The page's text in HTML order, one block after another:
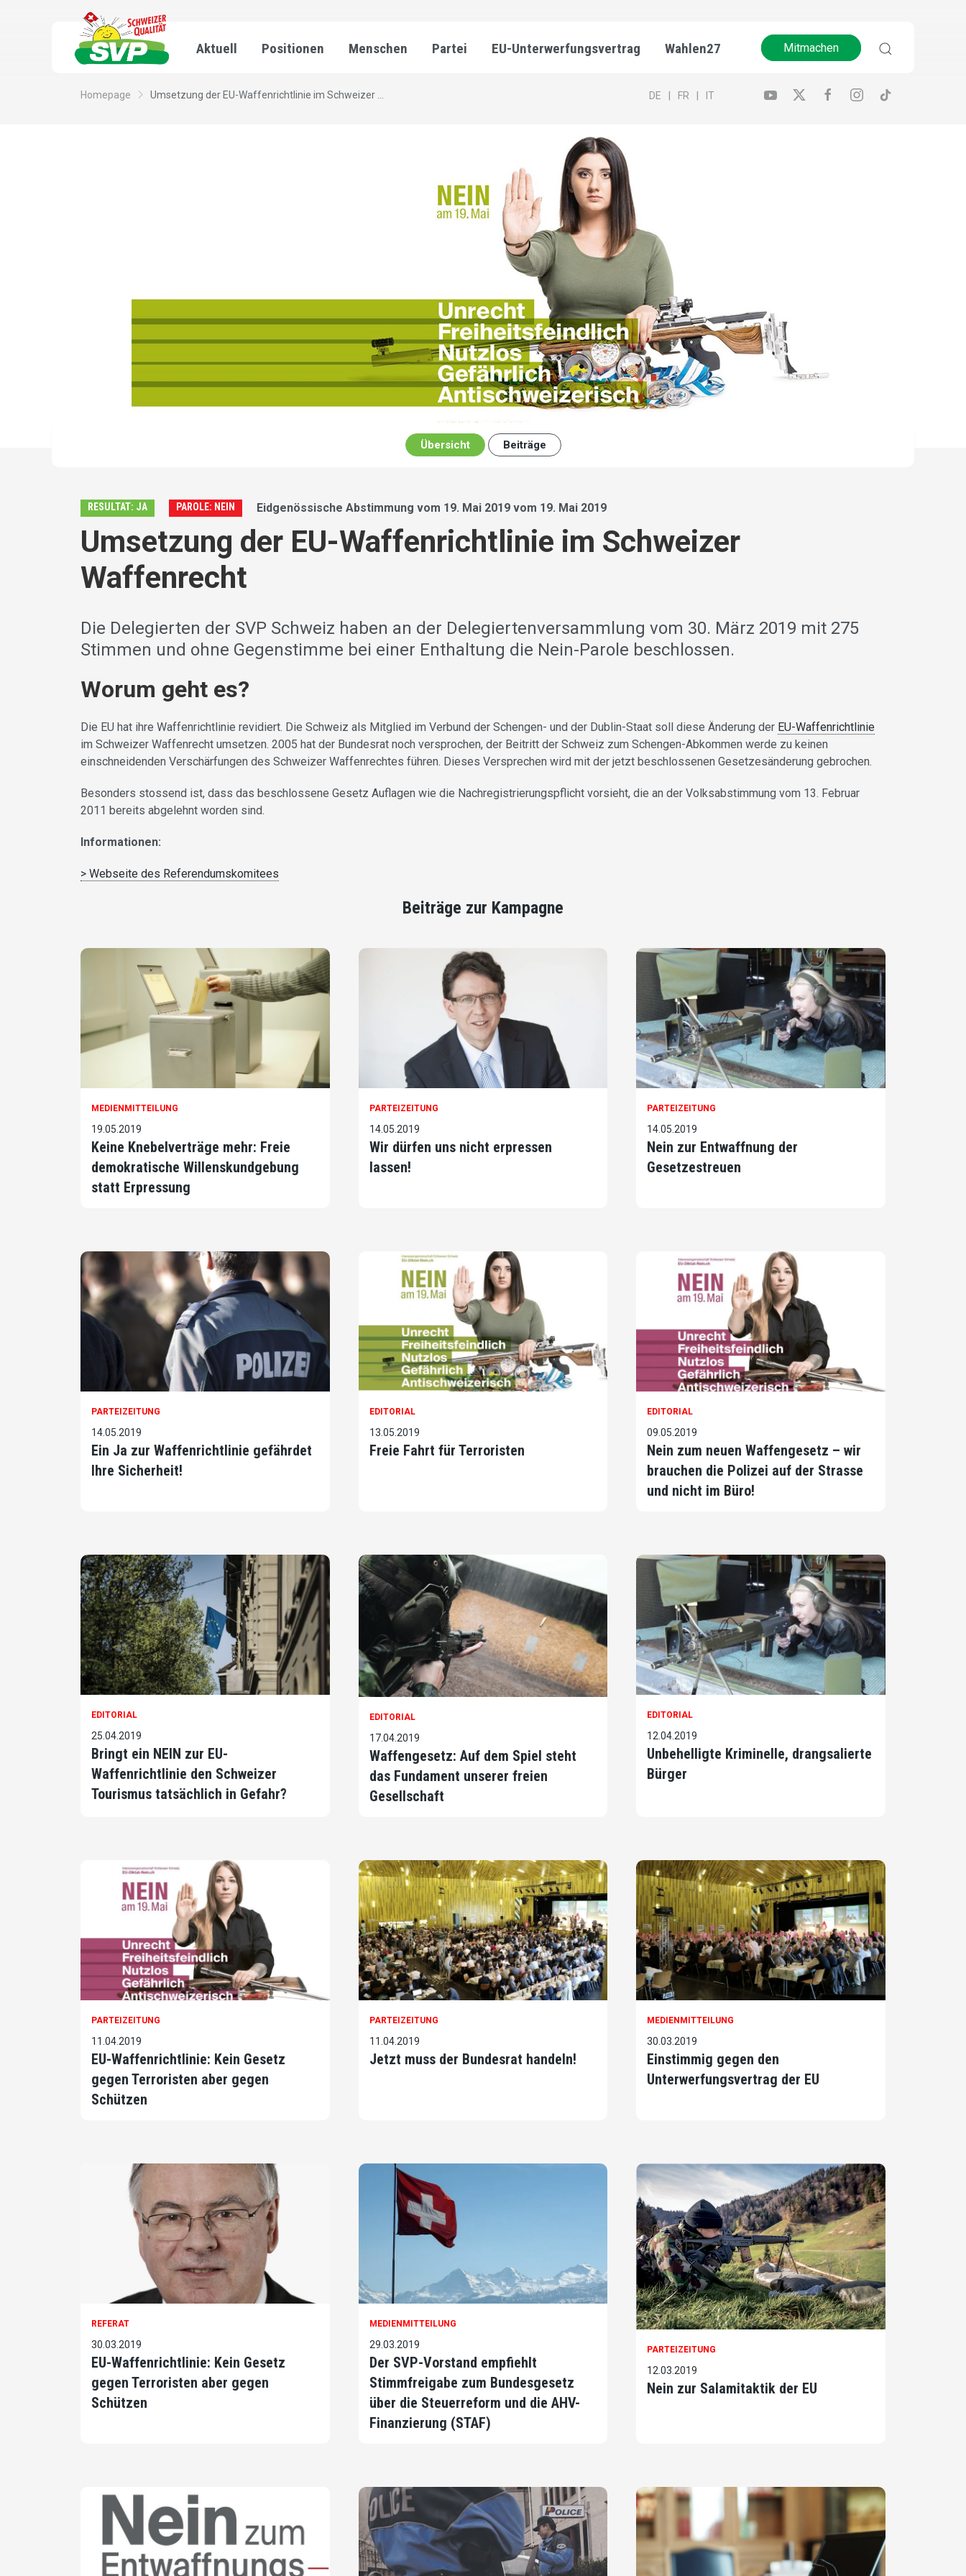
Aktuell Positionen Menschen Partei EU-Unterwerfungsvertrag Wahlen27 Mitmachen
Homepage Umsetzung der EU-Waffenrichtlinie im Schweizer ... DE FR IT
Übersicht Beiträge
RESULTAT: JA PAROLE: NEIN Eidgenössische Abstimmung vom 19. Mai 2019 vom 19. Mai 2019
Umsetzung der EU-Waffenrichtlinie im Schweizer
Waffenrecht
Die Delegierten der SVP Schweiz haben an der Delegiertenversammlung vom 30. März 2019 mit 275
Stimmen und ohne Gegenstimme bei einer Enthaltung die Nein-Parole beschlossen.
Worum geht es?
Die EU hat ihre Waffenrichtlinie revidiert. Die Schweiz als Mitglied im Verbund der Schengen- und der Dublin-Staat soll diese Änderung der EU-Waffenrichtlinie
im Schweizer Waffenrecht umsetzen. 2005 hat der Bundesrat noch versprochen, der Beitritt der Schweiz zum Schengen-Abkommen werde zu keinen
einschneidenden Verschärfungen des Schweizer Waffenrechtes führen. Dieses Versprechen wird mit der jetzt beschlossenen Gesetzesänderung gebrochen.
Besonders stossend ist, dass das beschlossene Gesetz Auflagen wie die Nachregistrierungspflicht vorsieht, die an der Volksabstimmung vom 13. Februar
2011 bereits abgelehnt worden sind.
Informationen:
> Webseite des Referendumskomitees
Beiträge zur Kampagne
MEDIENMITTEILUNG
19.05.2019
Keine Knebelverträge mehr: Freie
demokratische Willenskundgebung
statt Erpressung
PARTEIZEITUNG
14.05.2019
Wir dürfen uns nicht erpressen
lassen!
PARTEIZEITUNG
14.05.2019
Nein zur Entwaffnung der
Gesetzestreuen
PARTEIZEITUNG
14.05.2019
Ein Ja zur Waffenrichtlinie gefährdet
Ihre Sicherheit!
EDITORIAL
13.05.2019
Freie Fahrt für Terroristen
EDITORIAL
09.05.2019
Nein zum neuen Waffengesetz – wir
brauchen die Polizei auf der Strasse
und nicht im Büro!
EDITORIAL
25.04.2019
Bringt ein NEIN zur EU-
Waffenrichtlinie den Schweizer
Tourismus tatsächlich in Gefahr?
EDITORIAL
17.04.2019
Waffengesetz: Auf dem Spiel steht
das Fundament unserer freien
Gesellschaft
EDITORIAL
12.04.2019
Unbehelligte Kriminelle, drangsalierte
Bürger
PARTEIZEITUNG
11.04.2019
EU-Waffenrichtlinie: Kein Gesetz
gegen Terroristen aber gegen
Schützen
PARTEIZEITUNG
11.04.2019
Jetzt muss der Bundesrat handeln!
MEDIENMITTEILUNG
30.03.2019
Einstimmig gegen den
Unterwerfungsvertrag der EU
REFERAT
30.03.2019
EU-Waffenrichtlinie: Kein Gesetz
gegen Terroristen aber gegen
Schützen
MEDIENMITTEILUNG
29.03.2019
Der SVP-Vorstand empfiehlt
Stimmfreigabe zum Bundesgesetz
über die Steuerreform und die AHV-
Finanzierung (STAF)
PARTEIZEITUNG
12.03.2019
Nein zur Salamitaktik der EU